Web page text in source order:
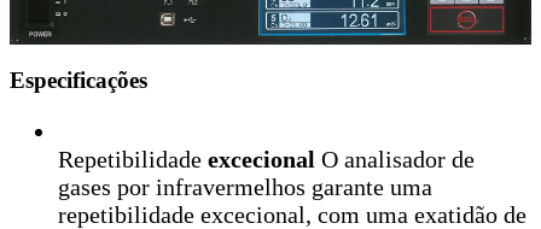
Especificações
Repetibilidade excecional O analisador de
gases por infravermelhos garante uma
repetibilidade excecional, com uma exatidão de